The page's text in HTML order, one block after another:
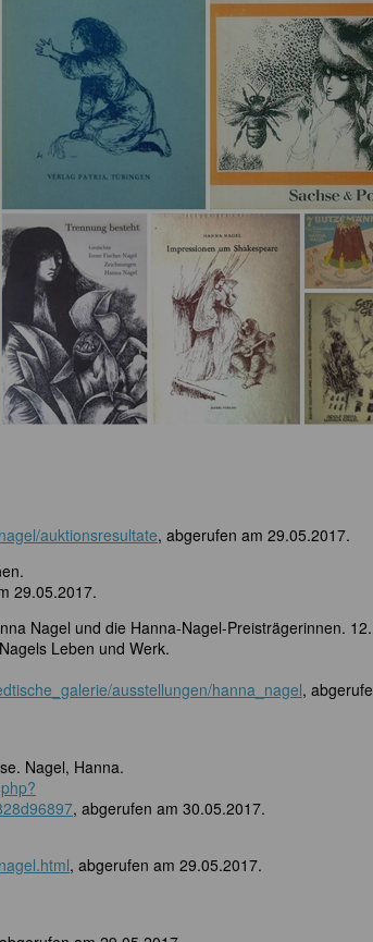
auktionsresultate, abgerufen am 29.05.2017.
29.05.2017.
Nagel und die Hanna-Nagel-Preisträgerinnen.
Leben und Werk.
ausstellungen/hanna_nagel,
Nagel, Hanna.
, abgerufen am 30.05.2017.
, abgerufen am 29.05.2017.